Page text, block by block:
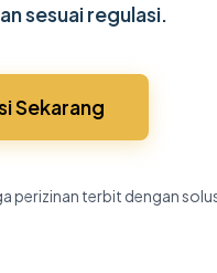
sesuai regulasi.
Sekarang
perizinan terbit dengan